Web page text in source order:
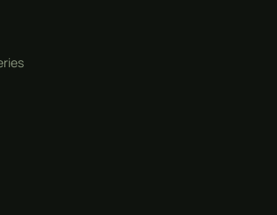
Ambientes ricos, florestas
tempestuosos e trilha sonora imersiva
e Exploração Subaquática: Encontre